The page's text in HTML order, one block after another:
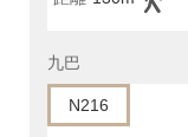
九巴
N216